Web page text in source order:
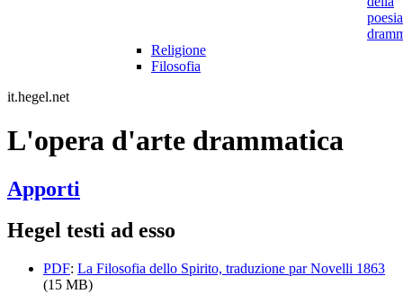
poesia
Religione
Filosofia
it.hegel.net
L'opera d'arte drammatica
Apporti
Hegel testi ad esso
PDF: La Filosofia dello Spirito, traduzione par Novelli 1863
(15 MB)